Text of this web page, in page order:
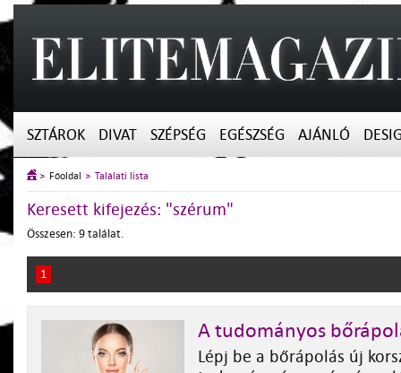
SZTÁROK DIVAT SZÉPSÉG EGÉSZSÉG AJÁNLÓ
Főoldal Találati lista
Keresett kifejezés: "szérum"
Összesen: 9 találat.
1
A tudományos
Lépj be a bőrápolás új